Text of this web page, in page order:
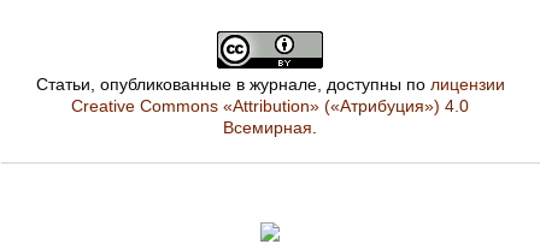
Статьи, опубликованные в журнале, доступны по лицензии
Creative Commons «Attribution» («Атрибуция») 4.0
Всемирная